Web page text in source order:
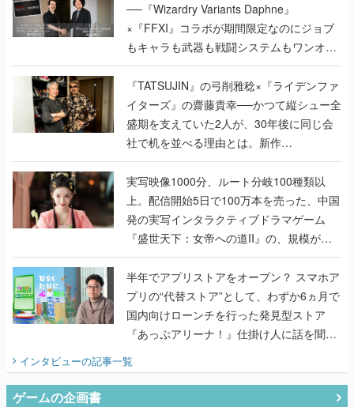
──『Wizardry Variants Daphne』
×『FFXI』コラボが期間限定なのにジョブ
もキャラも武器も戦闘システムもワンオフ
で作り込まれた理由を両ディレクターに聞
く
『TATSUJIN』の弓削雅稔×『ライデンファ
イターズ』の齋藤貴幸──かつて縦シュー全
盛期を支えていた2人が、30年後に同じ会
社で机を並べる理由とは。新作
『TATSUJIN EXTREME』で初タッグを組
んだレジェンド2人に訊く開発秘話
実写映像1000分、ルート分岐100種類以
上。配信開始5日で100万本を売った、中国
発の実写インタラクティブドラマゲーム
『盛世天下：女帝への道II』の、規模が違
うこだわりをプロデューサーに聞いた
半年でアプリストアをオープン？ スマホア
プリの“代替ストア”として、わずか6ヵ月で
国内向けローンチを行った発見型ストア
『あっぷアリーナ！』仕掛け人に話を聞い
インタビューの記事一覧
ゲームの企画書